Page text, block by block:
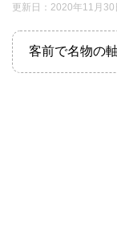
更新日： 2020年11月30
客前で名物の